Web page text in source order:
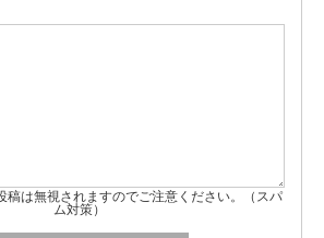
稿は無視されますのでご注意ください。（スパ
ム対策）